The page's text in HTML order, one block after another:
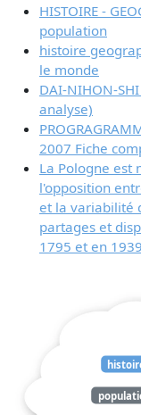
HISTOIRE -
population
histoire
le monde
DAI-NIHON-
analyse)
2007 Fiche
La Pologne est
l'opposition
et la variabilité
partages et
1795 et en